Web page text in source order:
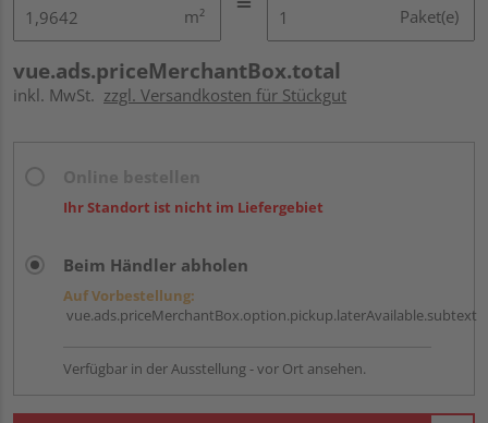
m² Paket(e)
vue.ads.priceMerchantBox.total
inkl. MwSt. zzgl. Versandkosten für Stückgut
Ihr Standort ist nicht im Liefergebiet
Beim Händler abholen
Auf Vorbestellung:
vue.ads.priceMerchantBox.option.pickup.laterAvailable.subtext
Verfügbar in der Ausstellung - vor Ort ansehen.